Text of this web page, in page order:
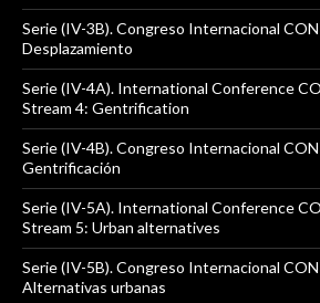
Serie (IV-3B). Congreso Internacional
Desplazamiento
Serie (IV-4A). International Conference
Stream 4: Gentrification
Serie (IV-4B). Congreso Internacional
Gentrificación
Serie (IV-5A). International Conference
Stream 5: Urban alternatives
Serie (IV-5B). Congreso Internacional
Alternativas urbanas